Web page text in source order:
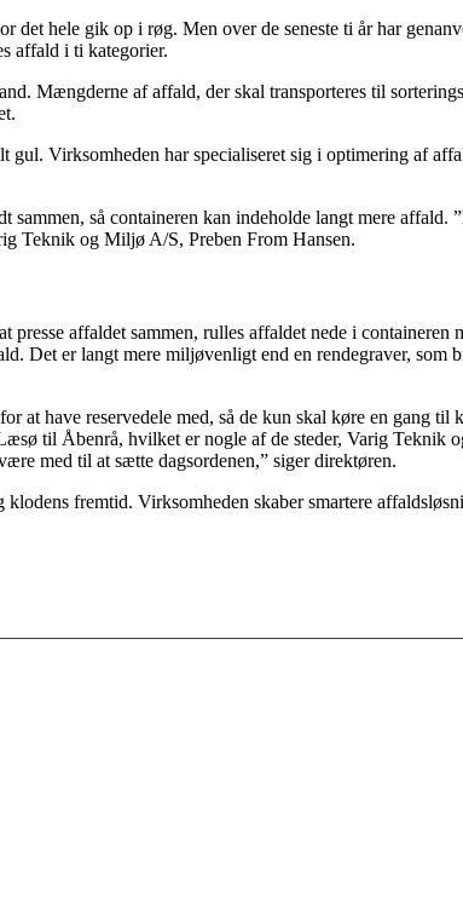
det hele gik op i røg. Men over de seneste ti år har
affald i ti kategorier.
Mængderne af affald, der skal transporteres til
Virksomheden har specialiseret sig i optimering af
så containeren kan indeholde langt mere affald.
Teknik og Miljø A/S, Preben From Hansen.
affaldet sammen, rulles affaldet nede i containeren
Det er langt mere miljøvenligt end en rendegraver, som
at have reservedele med, så de kun skal køre en gang til
til Åbenrå, hvilket er nogle af de steder, Varig Teknik
med til at sætte dagsordenen,” siger direktøren.
fremtid. Virksomheden skaber smartere